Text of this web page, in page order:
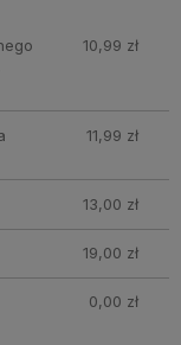
10,99 zł
11,99 zł
13,00 zł
19,00 zł
0,00 zł